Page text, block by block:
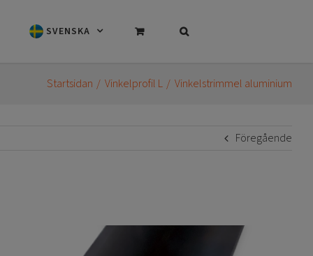
SVENSKA
Startsidan Vinkelprofil L Vinkelstrimmel aluminium
Föregående